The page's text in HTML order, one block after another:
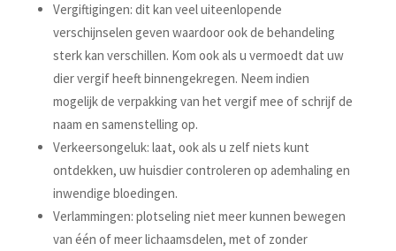
Vergiftigingen: dit kan veel uiteenlopende
verschijnselen geven waardoor ook de behandeling
sterk kan verschillen. Kom ook als u vermoedt dat uw
dier vergif heeft binnengekregen. Neem indien
mogelijk de verpakking van het vergif mee of schrijf de
naam en samenstelling op.
Verkeersongeluk: laat, ook als u zelf niets kunt
ontdekken, uw huisdier controleren op ademhaling en
inwendige bloedingen.
Verlammingen: plotseling niet meer kunnen bewegen
van één of meer lichaamsdelen, met of zonder